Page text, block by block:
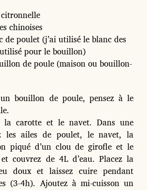
chinoises
de poulet (j’ai utilisé le blanc des
pour le bouillon)
de poule (maison ou bouillon-
bouillon de poule, pensez à le
la carotte et le navet. Dans une
les ailes de poulet, le navet, la
piqué d’un clou de girofle et le
couvrez de 4L d’eau. Placez la
doux et laissez cuire pendant
(3-4h). Ajoutez à mi-cuisson un